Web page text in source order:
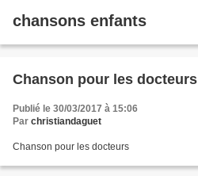
chansons enfants
Chanson pour les docteurs
Publié le 30/03/2017 à 15:06
Par christiandaguet
Chanson pour les docteurs